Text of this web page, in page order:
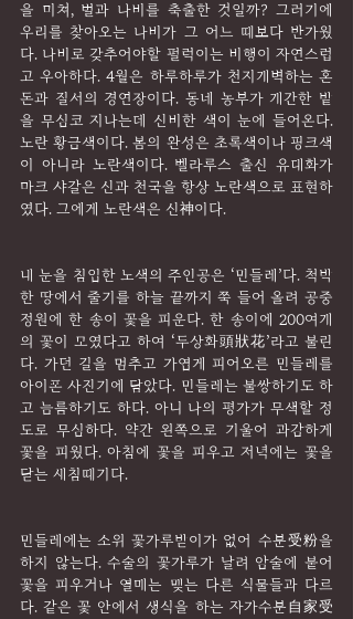
을 미쳐, 벌과 나비를 축출한 것일까? 그러기에
우리를 찾아오는 나비가 그 어느 때보다 반가웠
다. 나비로 갖추어야할 펄럭이는 비행이 자연스럽
고 우아하다. 4월은 하루하루가 천지개벽하는 혼
돈과 질서의 경연장이다. 동네 농부가 개간한 밭
을 무심코 지나는데 신비한 색이 눈에 들어온다.
노란 황금색이다. 봄의 완성은 초록색이나 핑크색
이 아니라 노란색이다. 벨라루스 출신 유대화가
마크 샤갈은 신과 천국을 항상 노란색으로 표현하
였다. 그에게 노란색은 신神이다.
내 눈을 침입한 노색의 주인공은 ‘민들레’다. 척박
한 땅에서 줄기를 하늘 끝까지 쭉 들어 올려 공중
정원에 한 송이 꽃을 피운다. 한 송이에 200여개
의 꽃이 모였다고 하여 ‘두상화頭狀花’라고 불린
다. 가던 길을 멈추고 가엽게 피어오른 민들레를
아이폰 사진기에 담았다. 민들레는 불쌍하기도 하
고 늠름하기도 하다. 아니 나의 평가가 무색할 정
도로 무심하다. 약간 왼쪽으로 기울어 과감하게
꽃을 피웠다. 아침에 꽃을 피우고 저녁에는 꽃을
닫는 새침때기다.
민들레에는 소위 꽃가루받이가 없어 수분受粉을
하지 않는다. 수술의 꽃가루가 날려 암술에 붙어
꽃을 피우거나 열매는 맺는 다른 식물들과 다르
다. 같은 꽃 안에서 생식을 하는 자가수분自家受